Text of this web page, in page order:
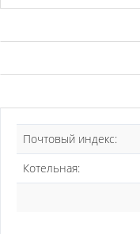
Почтовый индекс:
Котельная: